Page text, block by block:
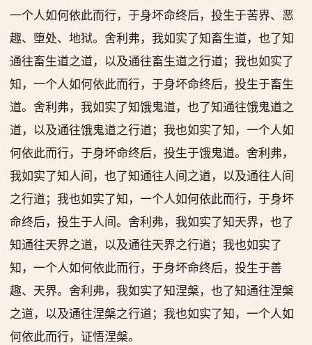
一个人如何依此而行，于身坏命终后，投生于苦界、恶
趣、堕处、地狱。舍利弗，我如实了知畜生道，也了知
通往畜生道之道，以及通往畜生道之行道；我也如实了
知，一个人如何依此而行，于身坏命终后，投生于畜生
道。舍利弗，我如实了知饿鬼道，也了知通往饿鬼道之
道，以及通往饿鬼道之行道；我也如实了知，一个人如
何依此而行，于身坏命终后，投生于饿鬼道。舍利弗，
我如实了知人间，也了知通往人间之道，以及通往人间
之行道；我也如实了知，一个人如何依此而行，于身坏
命终后，投生于人间。舍利弗，我如实了知天界，也了
知通往天界之道，以及通往天界之行道；我也如实了
知，一个人如何依此而行，于身坏命终后，投生于善
趣、天界。舍利弗，我如实了知涅槃，也了知通往涅槃
之道，以及通往涅槃之行道；我也如实了知，一个人如
何依此而行，证悟涅槃。